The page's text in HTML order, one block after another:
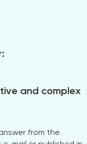
and complex
from the